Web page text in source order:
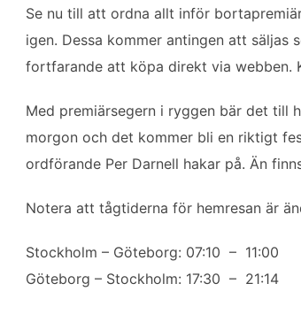
c
e
o
k
i
t
e
a
i
n
k
d
n
l
a
Se nu till att ordna allt inför
igen. Dessa kommer antingen att säljas
fortfarande att köpa direkt via webben.
Med premiärsegern i ryggen bär det till
morgon och det kommer bli en riktigt
ordförande Per Darnell hakar på. Än
Notera att tågtiderna för hemresan är
Stockholm – Göteborg: 07:10 – 11:00
Göteborg – Stockholm: 17:30 – 21:14